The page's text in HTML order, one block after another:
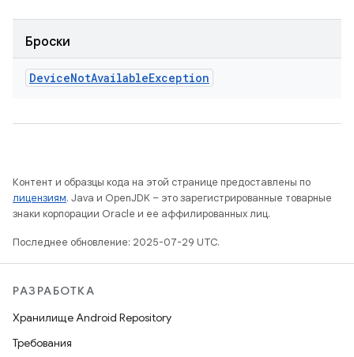
Броски
DeviceNotAvailableException
Контент и образцы кода на этой странице предоставлены по
лицензиям. Java и OpenJDK – это зарегистрированные товарные
знаки корпорации Oracle и ее аффилированных лиц.
Последнее обновление: 2025-07-29 UTC.
РАЗРАБОТКА
Хранилище Android Repository
Требования